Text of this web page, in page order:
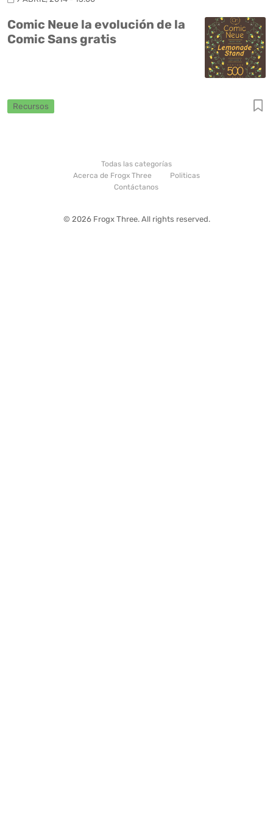
Comic Neue la evolución de la
Comic Sans gratis
Recursos
Todas las categorías
Acerca de Frogx Three
Politicas
Contáctanos
© 2026 Frogx Three. All rights reserved.